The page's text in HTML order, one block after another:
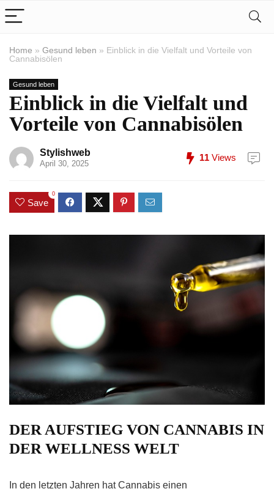
Home » Gesund leben » Einblick in die Vielfalt und Vorteile von
Cannabisölen
Gesund leben
Einblick in die Vielfalt und
Vorteile von Cannabisölen
Stylishweb
April 30, 2025
11 Views
Save
0
DER AUFSTIEG VON CANNABIS IN
DER WELLNESS WELT
In den letzten Jahren hat Cannabis einen